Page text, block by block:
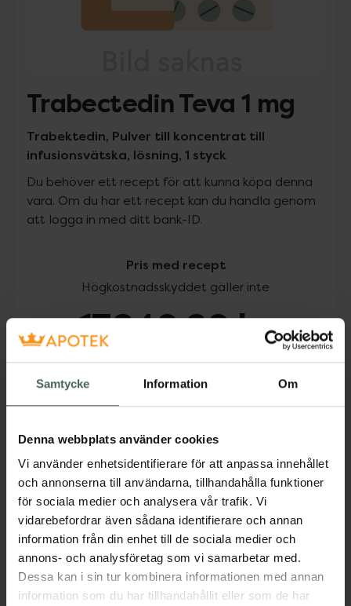
Samtycke Information Om
Denna webbplats använder cookies
Vi använder enhetsidentifierare för att anpassa innehållet
och annonserna till användarna, tillhandahålla funktioner
för sociala medier och analysera vår trafik. Vi
vidarebefordrar även sådana identifierare och annan
information från din enhet till de sociala medier och
annons- och analysföretag som vi samarbetar med.
Dessa kan i sin tur kombinera informationen med annan
information som du har tillhandahållit eller som de har
Trabectedin Teva 1 mg
Trabektedin, Pulver till koncentrat till
infusionsvätska, lösning, 1 styck
Du behöver ett recept för att kunna köpa denna
vara. Om du har ett recept kan du handla genom
att logga in med ditt bank-ID.
Pris med recept
Högkostnadsskyddet gäller inte
17840,20 kr
I apotek:17840,20 kr
Aktuella erbjudanden
Beskrivning
05714372007363